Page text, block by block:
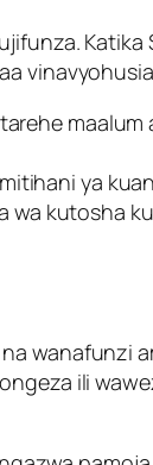
ya
kutosha
wanafunzi
ili